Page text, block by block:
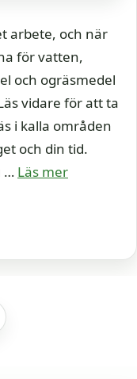
arbete, och när
för vatten,
och ogräsmedel
vidare för att ta
i kalla områden
och din tid.
… Läs mer